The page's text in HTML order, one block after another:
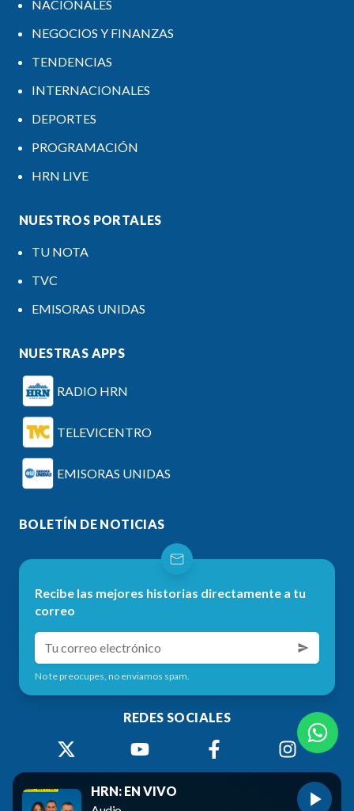
NACIONALES
NEGOCIOS Y FINANZAS
TENDENCIAS
INTERNACIONALES
DEPORTES
PROGRAMACIÓN
HRN LIVE
NUESTROS PORTALES
TU NOTA
TVC
EMISORAS UNIDAS
NUESTRAS APPS
RADIO HRN
TELEVICENTRO
EMISORAS UNIDAS
BOLETÍN DE NOTICIAS
Recibe las mejores historias directamente a tu
correo
No te preocupes, no enviamos spam.
REDES SOCIALES
HRN: EN VIVO